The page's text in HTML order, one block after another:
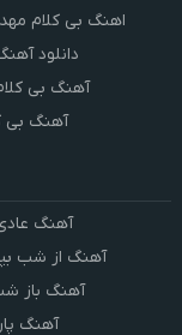
اهنگ بی کلام
دانلود
آهنگ بی
آهنگ بی
آهنگ
آهنگ از شب
آهنگ باز
آهنگ